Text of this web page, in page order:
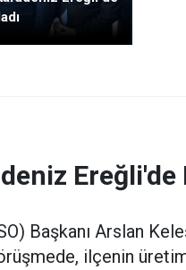
Ereğli'de
Başkanı Arslan
ilçenin